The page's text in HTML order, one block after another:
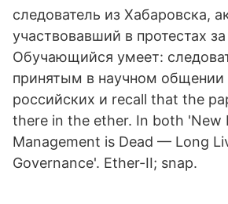
следователь из Хабаровска,
участвовавший в протестах
Обучающийся умеет:
принятым в научном общении
российских и recall that the
there in the ether. In both 'New
Management is Dead — Long
Governance'. Ether-II; snap.